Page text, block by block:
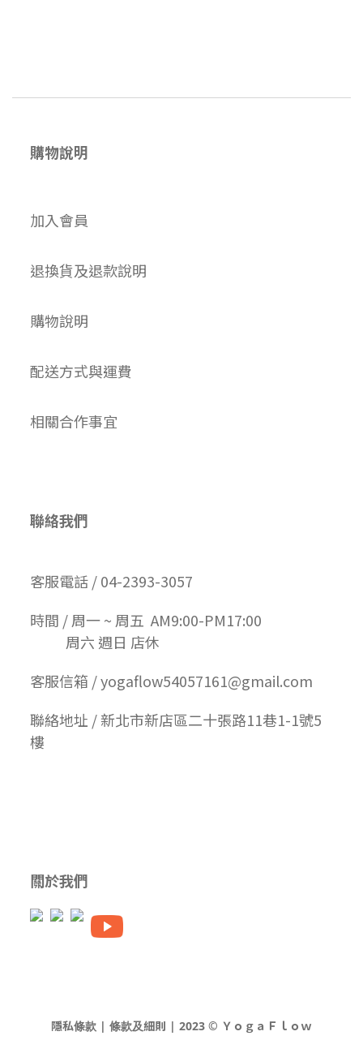
購物說明
加入會員
退換貨及退款說明
購物說明
配送方式與運費
相關合作事宜
聯絡我們
客服電話 / 04-2393-3057
時間 / 周一 ~ 周五 AM9:00-PM17:00
周六 週日 店休
客服信箱 / yogaflow54057161@gmail.com
聯絡地址 / 新北市新店區二十張路11巷1-1號5
樓
關於我們
隱私條款 | 條款及細則 | 2023 © ＹｏｇａＦｌｏｗ